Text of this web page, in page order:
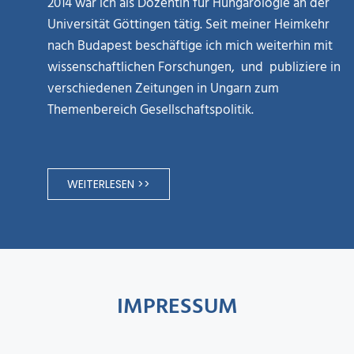
Universität Göttingen tätig. Seit meiner Heimkehr
nach Budapest beschäftige ich mich weiterhin mit
wissenschaftlichen Forschungen, und publiziere in
verschiedenen Zeitungen in Ungarn zum
Themenbereich Gesellschaftspolitik.
WEITERLESEN >>
IMPRESSUM